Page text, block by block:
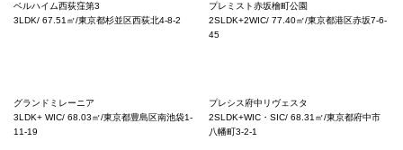
ベルハイム西荻窪第3
3LDK/ 67.51㎡/東京都杉並区西荻北4-8-2
プレミスト赤坂檜町公園
2SLDK+2WIC/ 77.40㎡/東京都港区赤坂7-6-
45
グランドミレーニア
3LDK+ WIC/ 68.03㎡/東京都豊島区南池袋1-
11-19
プレシス府中リヴェスタ
2SLDK+WIC・SIC/ 68.31㎡/東京都府中市
八幡町3-2-1